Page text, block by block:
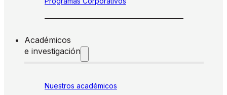
Académicos
e investigación
Nuestros académicos